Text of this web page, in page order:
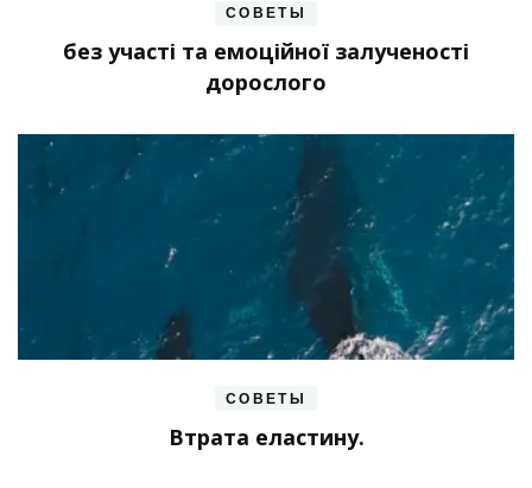
СОВЕТЫ
без участі та емоційної залученості
дорослого
СОВЕТЫ
Втрата еластину.